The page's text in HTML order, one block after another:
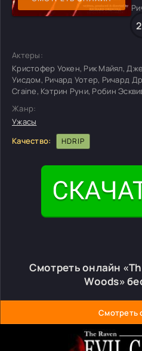
Актеры:
Кристофер Уокен, Рик Майял,
Уисдом, Ричард Уотер, Ричард
Craine, Кэтрин Руни, Робин
Жанр:
Ужасы
Качество:
HDRIP
Смотреть онлайн
Woods»
Смотреть